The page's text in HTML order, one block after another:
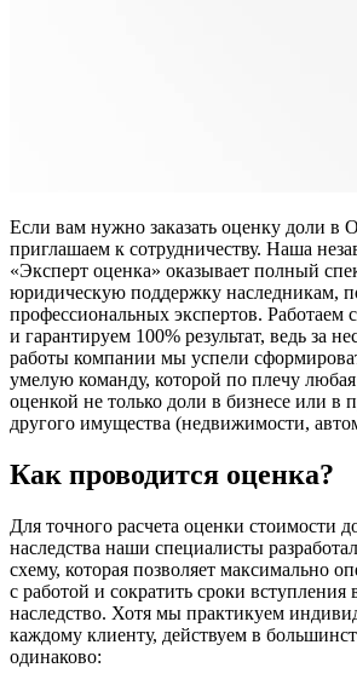
Если вам нужно заказать оценку доли в
приглашаем к сотрудничеству. Наша
«Эксперт оценка» оказывает полный
юридическую поддержку наследникам,
профессиональных экспертов.
и гарантируем 100% результат, ведь за
работы компании мы успели
умелую команду, которой по плечу любая
оценкой не только доли в бизнесе или в
другого имущества (недвижимости,
Как проводится оценка?
Для точного расчета оценки стоимости
наследства наши специалисты
схему, которая позволяет максимально
с работой и сократить сроки вступления
наследство. Хотя мы практикуем
каждому клиенту, действуем в
одинаково: